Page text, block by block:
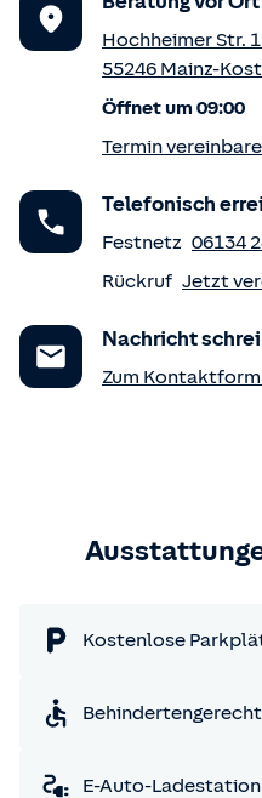
Hochheimer Str.
55246 Mainz-
Öffnet um 09:00
Termin
Telefonisch
Festnetz 06134
Rückruf Jetzt
Nachricht
Zum
Kostenlose
E-Auto-Ladestation